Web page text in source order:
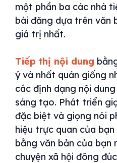
một phần ba các nhà
bài đăng dựa trên văn
giá trị nhất.
Tiếp thị nội dung
ý và nhất quán giống
các định dạng nội
sáng tạo. Phát triển
đặc biệt và giọng nói
hiệu trực quan của
bằng văn bản của
chuyện xã hội đông